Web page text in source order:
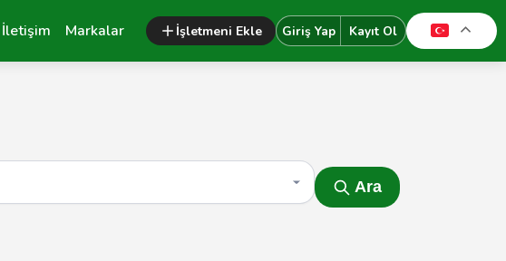
İletişim Markalar İşletmeni Ekle Giriş Yap Kayıt Ol
Ara